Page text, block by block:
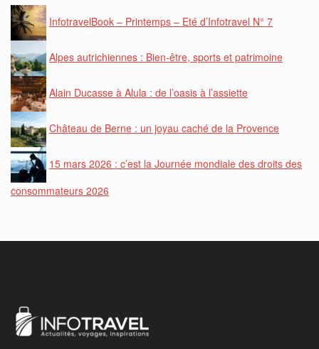
InfotravelBook – Printemps – Eté d’Infotravel N° 7
Alpes autrichiennes : Bien-être, sports et patrimoine
Alain Ducasse à Alula : de l’oasis à l’assiette
Château de Berne : un joyau caché de la Provence
15 mars 2026 : c’est la Journée mondiale des droits des
consommateurs 2026